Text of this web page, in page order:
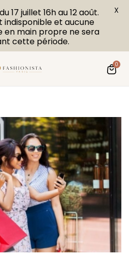
0
17 juillet 16h au 12 août.
indisponible et aucune
en main propre ne sera
cette période.
X